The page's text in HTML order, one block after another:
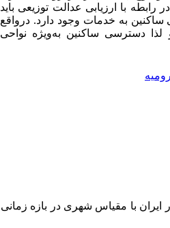
در رابطه با ارزیابی عدالت توزیعی باید
به خدمات وجود دارد. درواقع
لذا دسترسی ساکنین به‌ویژه نواحی
عدالت فضایی در ایران با مقیاس شهری در بازه زمانی